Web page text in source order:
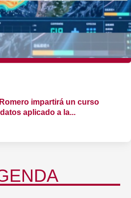
impartirá un curso
aplicado a la...